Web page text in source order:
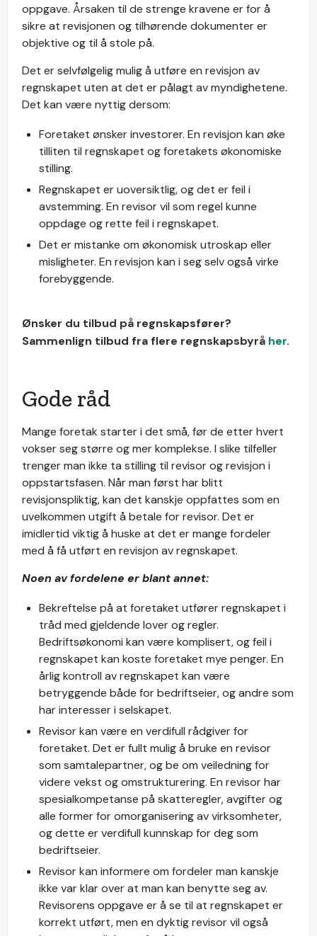
oppgave. Årsaken til de strenge kravene er for å
sikre at revisjonen og tilhørende dokumenter er
objektive og til å stole på.
Det er selvfølgelig mulig å utføre en revisjon av
regnskapet uten at det er pålagt av myndighetene.
Det kan være nyttig dersom:
Foretaket ønsker investorer. En revisjon kan øke
tilliten til regnskapet og foretakets økonomiske
stilling.
Regnskapet er uoversiktlig, og det er feil i
avstemming. En revisor vil som regel kunne
oppdage og rette feil i regnskapet.
Det er mistanke om økonomisk utroskap eller
misligheter. En revisjon kan i seg selv også virke
forebyggende.
Ønsker du tilbud på regnskapsfører?
Sammenlign tilbud fra flere regnskapsbyrå her.
Gode råd
Mange foretak starter i det små, før de etter hvert
vokser seg større og mer komplekse. I slike tilfeller
trenger man ikke ta stilling til revisor og revisjon i
oppstartsfasen. Når man først har blitt
revisjonspliktig, kan det kanskje oppfattes som en
uvelkommen utgift å betale for revisor. Det er
imidlertid viktig å huske at det er mange fordeler
med å få utført en revisjon av regnskapet.
Noen av fordelene er blant annet:
Bekreftelse på at foretaket utfører regnskapet i
tråd med gjeldende lover og regler.
Bedriftsøkonomi kan være komplisert, og feil i
regnskapet kan koste foretaket mye penger. En
årlig kontroll av regnskapet kan være
betryggende både for bedriftseier, og andre som
har interesser i selskapet.
Revisor kan være en verdifull rådgiver for
foretaket. Det er fullt mulig å bruke en revisor
som samtalepartner, og be om veiledning for
videre vekst og omstrukturering. En revisor har
spesialkompetanse på skatteregler, avgifter og
alle former for omorganisering av virksomheter,
og dette er verdifull kunnskap for deg som
bedriftseier.
Revisor kan informere om fordeler man kanskje
ikke var klar over at man kan benytte seg av.
Revisorens oppgave er å se til at regnskapet er
korrekt utført, men en dyktig revisor vil også